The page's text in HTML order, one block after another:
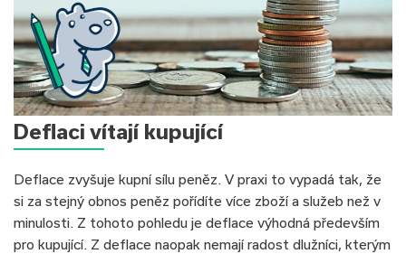
Deflaci vítají kupující
Deflace zvyšuje kupní sílu peněz. V praxi to vypadá tak, že
si za stejný obnos peněz pořídíte více zboží a služeb než v
minulosti. Z tohoto pohledu je deflace výhodná především
pro kupující. Z deflace naopak nemají radost dlužníci, kterým